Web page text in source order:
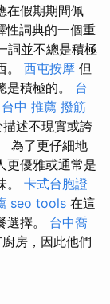
在假期期間佩
性詞典的一個重
詞並不總是積極
。 西屯按摩 但
是積極的。 台
台中 推薦 撥筋
述不現實或誇
為了更仔細地
更優雅或通常是
。 卡式台胞證
seo tools 在這
選擇。 台中喬
房，因此他們